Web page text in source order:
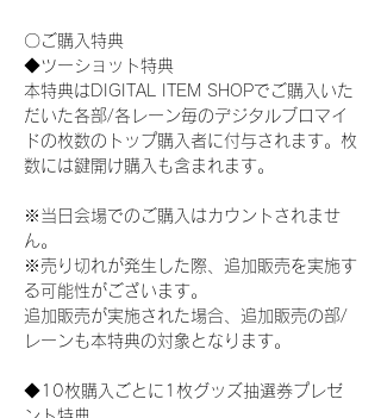
〇ご購入特典
◆ツーショット特典
本特典はDIGITAL ITEM SHOPでご購入いた
だいた各部/各レーン毎のデジタルブロマイ
ドの枚数のトップ購入者に付与されます。枚
数には鍵開け購入も含まれます。
※当日会場でのご購入はカウントされませ
ん。
※売り切れが発生した際、追加販売を実施す
る可能性がございます。
追加販売が実施された場合、追加販売の部/
レーンも本特典の対象となります。
◆10枚購入ごとに1枚グッズ抽選券プレゼ